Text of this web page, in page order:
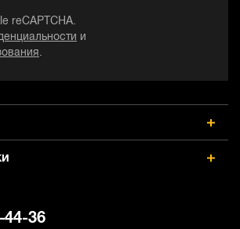
reCAPTCHA.
и
.
44-36